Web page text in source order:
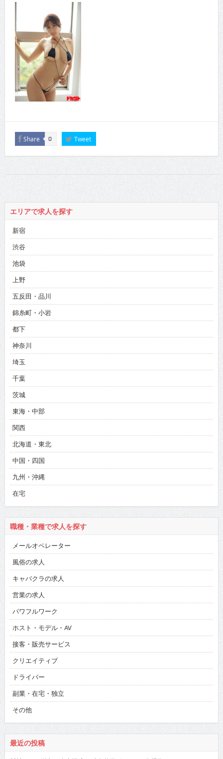
Share 0 Tweet
エリアで求人を探す
新宿
渋谷
池袋
上野
五反田・品川
錦糸町・小岩
都下
神奈川
埼玉
千葉
茨城
東海・中部
関西
北海道・東北
中国・四国
九州・沖縄
在宅
職種・業種で求人を探す
メールオペレーター
風俗の求人
キャバクラの求人
営業の求人
パワフルワーク
ホスト・モデル・AV
接客・販売サービス
クリエイティブ
ドライバー
副業・在宅・独立
その他
最近の投稿